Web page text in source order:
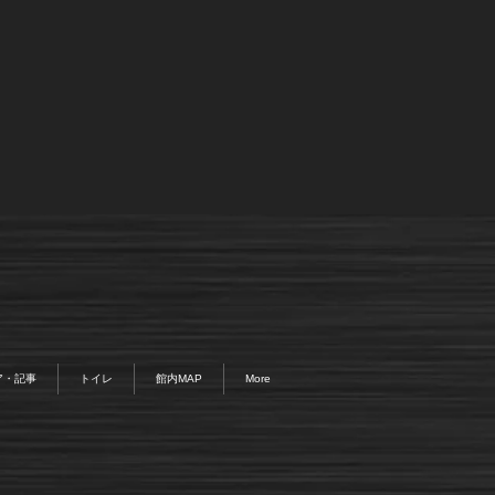
・記事 トイレ 館内MAP More